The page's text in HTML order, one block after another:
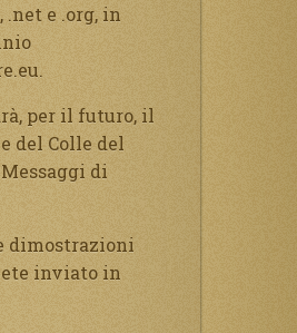
.net e .org, in
per il futuro, il
del Colle del
di
dimostrazioni
inviato in